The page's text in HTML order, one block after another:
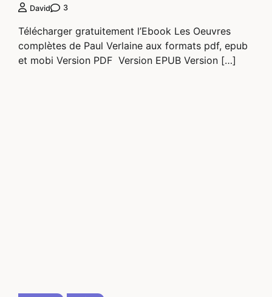
David 3
Télécharger gratuitement l’Ebook Les Oeuvres
complètes de Paul Verlaine aux formats pdf, epub
et mobi Version PDF Version EPUB Version […]